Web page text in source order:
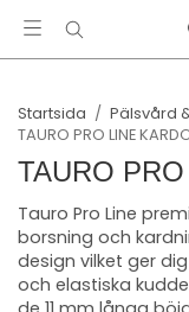
Startsida / Pälsvård
TAURO PRO LINE
TAURO
Tauro Pro Line
borsning och
design vilket ger
och elastiska